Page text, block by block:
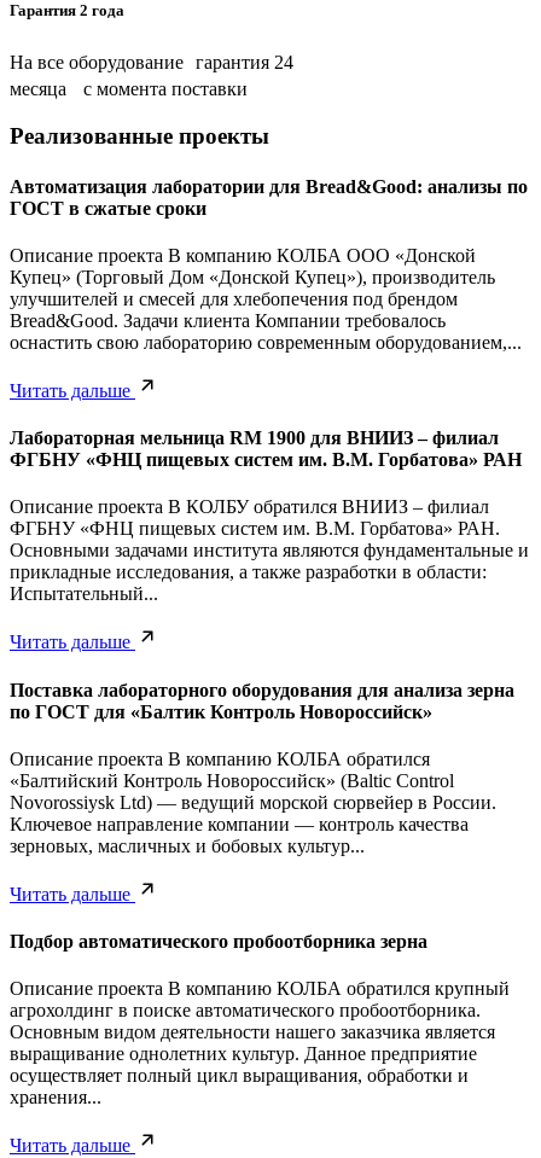
Гарантия 2 года
На все оборудование гарантия 24
месяца с момента поставки
Реализованные проекты
Автоматизация лаборатории для Bread&Good: анализы по
ГОСТ в сжатые сроки
Описание проекта В компанию КОЛБА ООО «Донской
Купец» (Торговый Дом «Донской Купец»), производитель
улучшителей и смесей для хлебопечения под брендом
Bread&Good. Задачи клиента Компании требовалось
оснастить свою лабораторию современным оборудованием,...
Читать дальше
Лабораторная мельница RM 1900 для ВНИИЗ – филиал
ФГБНУ «ФНЦ пищевых систем им. В.М. Горбатова» РАН
Описание проекта В КОЛБУ обратился ВНИИЗ – филиал
ФГБНУ «ФНЦ пищевых систем им. В.М. Горбатова» РАН.
Основными задачами института являются фундаментальные и
прикладные исследования, а также разработки в области:
Испытательный...
Читать дальше
Поставка лабораторного оборудования для анализа зерна
по ГОСТ для «Балтик Контроль Новороссийск»
Описание проекта В компанию КОЛБА обратился
«Балтийский Контроль Новороссийск» (Baltic Control
Novorossiysk Ltd) — ведущий морской сюрвейер в России.
Ключевое направление компании — контроль качества
зерновых, масличных и бобовых культур...
Читать дальше
Подбор автоматического пробоотборника зерна
Описание проекта В компанию КОЛБА обратился крупный
агрохолдинг в поиске автоматического пробоотборника.
Основным видом деятельности нашего заказчика является
выращивание однолетних культур. Данное предприятие
осуществляет полный цикл выращивания, обработки и
хранения...
Читать дальше